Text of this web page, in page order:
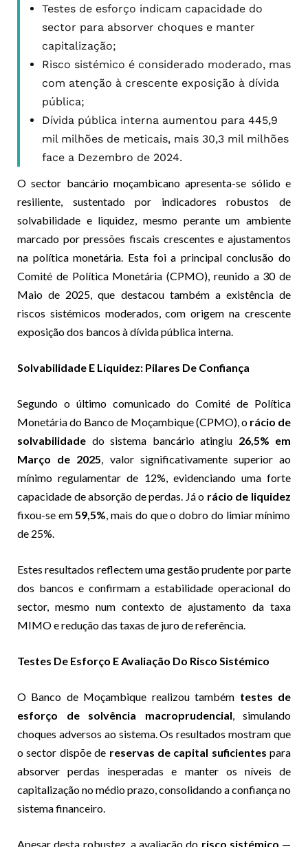
Testes de esforço indicam capacidade do
sector para absorver choques e manter
capitalização;
Risco sistémico é considerado moderado, mas
com atenção à crescente exposição à dívida
pública;
Dívida pública interna aumentou para 445,9
mil milhões de meticais, mais 30,3 mil milhões
face a Dezembro de 2024.
O sector bancário moçambicano apresenta-se sólido e
resiliente, sustentado por indicadores robustos de
solvabilidade e liquidez, mesmo perante um ambiente
marcado por pressões fiscais crescentes e ajustamentos
na política monetária. Esta foi a principal conclusão do
Comité de Política Monetária (CPMO), reunido a 30 de
Maio de 2025, que destacou também a existência de
riscos sistémicos moderados, com origem na crescente
exposição dos bancos à dívida pública interna.
Solvabilidade E Liquidez: Pilares De Confiança
Segundo o último comunicado do Comité de Política
Monetária do Banco de Moçambique (CPMO), o rácio de
solvabilidade do sistema bancário atingiu 26,5% em
Março de 2025, valor significativamente superior ao
mínimo regulamentar de 12%, evidenciando uma forte
capacidade de absorção de perdas. Já o rácio de liquidez
fixou-se em59,5%, mais do que o dobro do limiar mínimo
de 25%.
Estes resultados reflectem uma gestão prudente por parte
dos bancos e confirmam a estabilidade operacional do
sector, mesmo num contexto de ajustamento da taxa
MIMO e redução das taxas de juro de referência.
Testes De Esforço E Avaliação Do Risco Sistémico
O Banco de Moçambique realizou também testes de
esforço de solvência macroprudencial, simulando
choques adversos ao sistema. Os resultados mostram que
o sector dispõe de reservas de capital suficientes para
absorver perdas inesperadas e manter os níveis de
capitalização no médio prazo, consolidando a confiança no
sistema financeiro.
Apesar desta robustez, a avaliação do risco sistémico —